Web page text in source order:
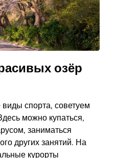
озёр
спорта, советуем
можно купаться,
заниматься
других занятий. На
курорты